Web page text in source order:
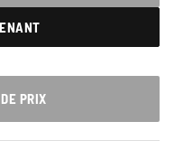
PRIX